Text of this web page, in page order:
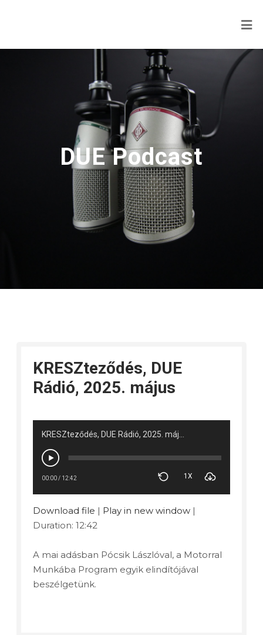
DUE Podcast
KRESZteződés, DUE
Rádió, 2025. május
00:00/ 12:42 1X
Download file | Play in new window |
Duration: 12:42
A mai adásban Pócsik Lászlóval, a Motorral
Munkába Program egyik elindítójával
beszélgetünk.